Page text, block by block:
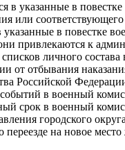
в указанные в
или
указанные в повестке
привлекаются к
личного
от отбывания
Российской
в военный
срок в военный
городского
на новое